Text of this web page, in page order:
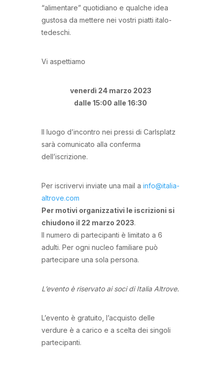
“alimentare” quotidiano e qualche idea
gustosa da mettere nei vostri piatti italo-
tedeschi.
Vi aspettiamo
venerdì 24 marzo 2023
dalle 15:00 alle 16:30
Il luogo d’incontro nei pressi di Carlsplatz
sarà comunicato alla conferma
dell’iscrizione.
Per iscrivervi inviate una mail a info@italia-
altrove.com
Per motivi organizzativi le iscrizioni si
chiudono il 22 marzo 2023.
Il numero di partecipanti è limitato a 6
adulti. Per ogni nucleo familiare può
partecipare una sola persona.
L’evento è riservato ai soci di Italia Altrove.
L’evento è gratuito, l’acquisto delle
verdure è a carico e a scelta dei singoli
partecipanti.